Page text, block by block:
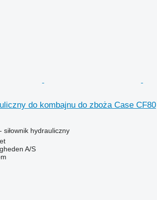
do kombajnu do zboża Case CF80
siłownik hydrauliczny
A/S